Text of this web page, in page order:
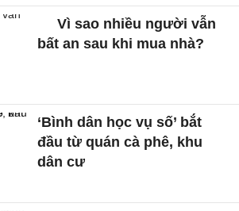
Vì sao nhiều người vẫn
bất an sau khi mua nhà?
‘Bình dân học vụ số’ bắt
đầu từ quán cà phê, khu
dân cư